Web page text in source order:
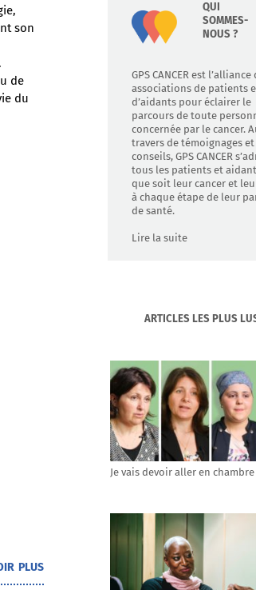
son
de
du
plus
QUI
SOMMES-
NOUS ?
GPS CANCER est l’alliance
associations de patients
d’aidants pour éclairer le
parcours de toute
concernée par le cancer.
travers de témoignages
conseils, GPS CANCER
tous les patients et
que soit leur cancer et
à chaque étape de leur
de santé.
Lire la suite
ARTICLES LES PLUS
Je vais devoir aller en